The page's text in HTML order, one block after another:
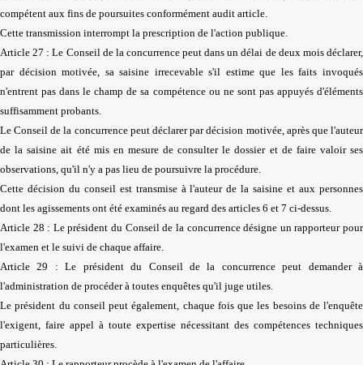
compétent aux fins de poursuites conformément audit article.
Cette transmission interrompt la prescription de l'action publique.
Article 27 : Le Conseil de la concurrence peut dans un délai de deux mois déclarer,
par décision motivée, sa saisine irrecevable s'il estime que les faits invoqués
n'entrent pas dans le champ de sa compétence ou ne sont pas appuyés d'éléments
suffisamment probants.
Le Conseil de la concurrence peut déclarer par décision motivée, après que l'auteur
de la saisine ait été mis en mesure de consulter le dossier et de faire valoir ses
observations, qu'il n'y a pas lieu de poursuivre la procédure.
Cette décision du conseil est transmise à l'auteur de la saisine et aux personnes
dont les agissements ont été examinés au regard des articles 6 et 7 ci-dessus.
Article 28 : Le président du Conseil de la concurrence désigne un rapporteur pour
l'examen et le suivi de chaque affaire.
Article 29 : Le président du Conseil de la concurrence peut demander à
l'administration de procéder à toutes enquêtes qu'il juge utiles.
Le président du conseil peut également, chaque fois que les besoins de l'enquête
l'exigent, faire appel à toute expertise nécessitant des compétences techniques
particulières.